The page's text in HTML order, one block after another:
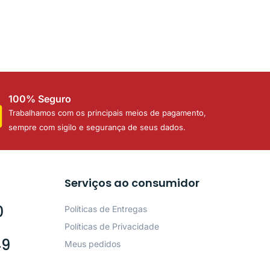
100% Seguro
Trabalhamos com os principais meios de pagamento,
sempre com sigilo e segurança de seus dados.
Serviços ao consumidor
Políticas de Entregas
Políticas de Privacidade
Meus pedidos